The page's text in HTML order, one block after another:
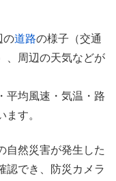
の道路の様子（交通
、周辺の天気などが
平均風速・気温・路
す。
自然災害が発生した
認でき、防災カメラ